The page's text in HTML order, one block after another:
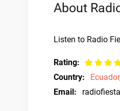
About
Listen to Radio
Rating:
Country:
Ecuador
Email: